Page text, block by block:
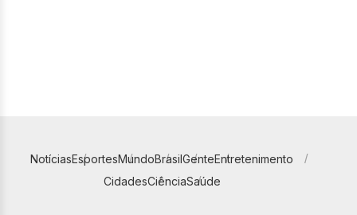
NotíciasEsportesMundoBrasilGenteEntretenimento
CidadesCiênciaSaúde